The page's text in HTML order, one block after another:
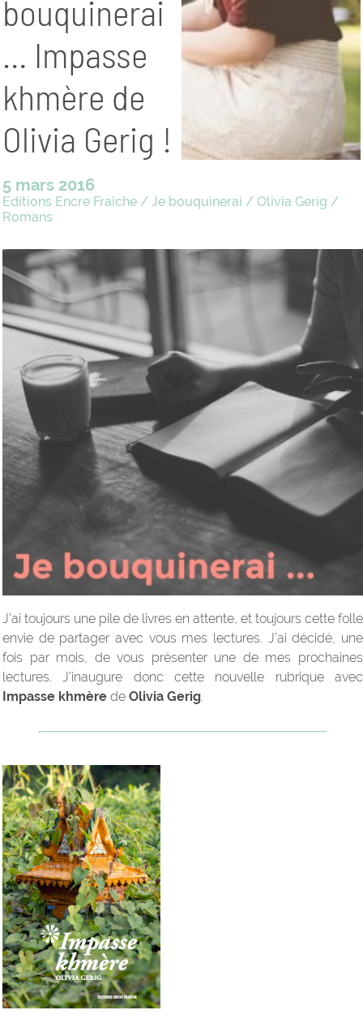
bouquinerai
… Impasse
khmère de
Olivia Gerig !
5 mars 2016
Editions Encre Fraîche / Je bouquinerai / Olivia Gerig /
Romans
J’ai toujours une pile de livres en attente, et toujours cette folle
envie de partager avec vous mes lectures. J’ai décidé, une
fois par mois, de vous présenter une de mes prochaines
lectures. J’inaugure donc cette nouvelle rubrique avec
Impasse khmère de Olivia Gerig.